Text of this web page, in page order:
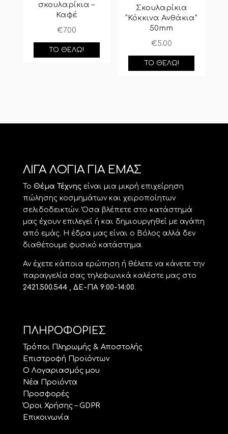
σκουλαρίκια –
Καφέ
€7.00
ΤΟ ΘΈΛΩ!
Σκουλαρίκια
”Κόκκινα Ανθάκια”
50mm
€5.00
ΤΟ ΘΈΛΩ!
ΛΙΓΑ ΛΟΓΙΑ ΓΙΑ ΕΜΑΣ
Το Θέμα Τέχνηςείναι μια μικρή επιχείρηση
πώλησης κοσμημάτων και χειροποίητων
σελιδοδεικτών. Όσα βλέπετε στο κατάστημά
μας έχουν επιλεγεί ή και δημιουργηθεί με αγάπη
από εμάς. Η έδρα μας είναι ο Βόλος αλλά δεν
διαθέτουμε φυσικό κατάστημα.
Αν έχετε κάποια ερώτηση ή θέλετε να κάνετε την
παραγγελία σας τηλεφωνικά καλέστε μας στο
2421.500.544 , ΔΕ-ΠΑ 9:00-14:00.
ΠΛΗΡΟΦΟΡΙΕΣ
Τρόποι Πληρωμής & Αποστολής
Επιστροφή Προϊόντων
Ο Λογαριασμός μου
Νέα Προϊόντα
Προσφορές
Όροι Χρήσης – GDPR
Επικοινωνία